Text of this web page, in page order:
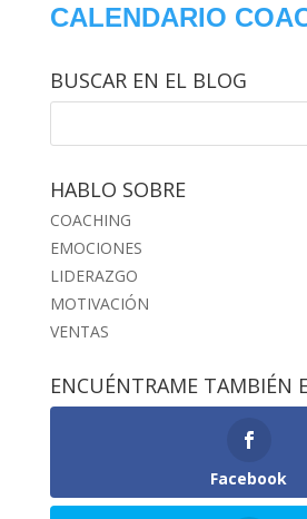
CALENDARIO
BUSCAR EN EL BLOG
HABLO SOBRE
COACHING
EMOCIONES
LIDERAZGO
MOTIVACIÓN
VENTAS
ENCUÉNTRAME TAMBIÉN
Facebook